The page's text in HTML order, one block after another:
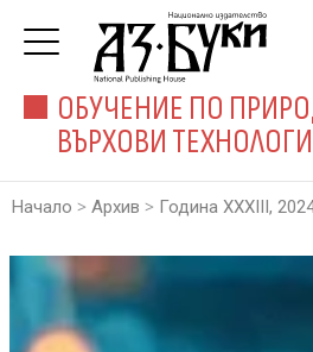
ОБУЧЕНИЕ ПО
ВЪРХОВИ
Начало > Архив > Година XXXIII,